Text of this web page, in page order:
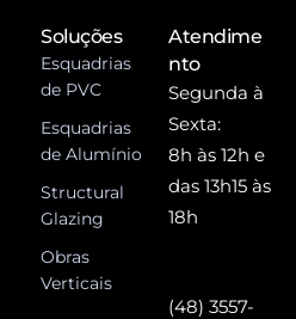
Soluções
Esquadrias
de PVC
Esquadrias
de Alumínio
Structural
Glazing
Obras
Verticais
Atendime
nto
Segunda à
Sexta:
8h às 12h e
das 13h15 às
18h
(48) 3557-